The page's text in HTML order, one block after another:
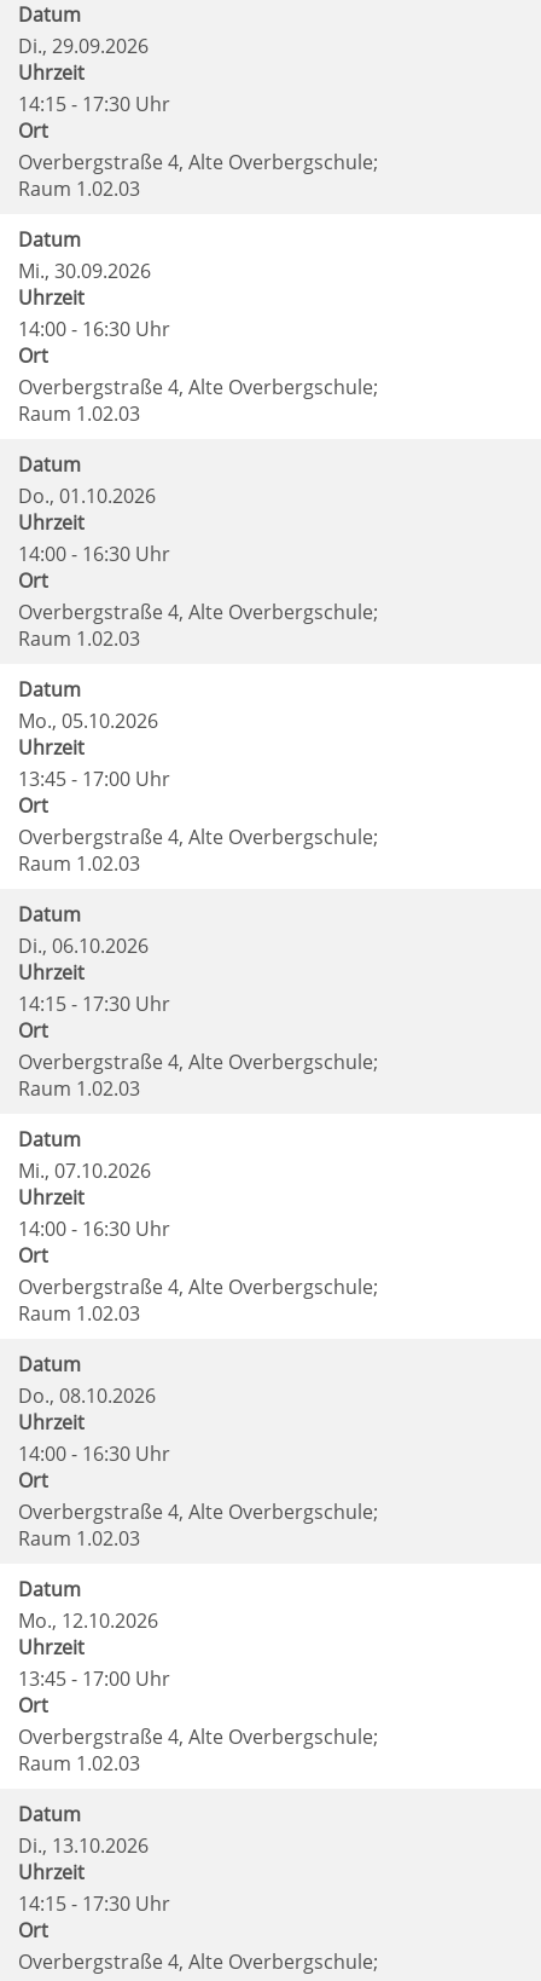
Datum
Di., 29.09.2026
Uhrzeit
14:15 - 17:30 Uhr
Ort
Overbergstraße 4, Alte Overbergschule;
Raum 1.02.03
Datum
Mi., 30.09.2026
Uhrzeit
14:00 - 16:30 Uhr
Ort
Overbergstraße 4, Alte Overbergschule;
Raum 1.02.03
Datum
Do., 01.10.2026
Uhrzeit
14:00 - 16:30 Uhr
Ort
Overbergstraße 4, Alte Overbergschule;
Raum 1.02.03
Datum
Mo., 05.10.2026
Uhrzeit
13:45 - 17:00 Uhr
Ort
Overbergstraße 4, Alte Overbergschule;
Raum 1.02.03
Datum
Di., 06.10.2026
Uhrzeit
14:15 - 17:30 Uhr
Ort
Overbergstraße 4, Alte Overbergschule;
Raum 1.02.03
Datum
Mi., 07.10.2026
Uhrzeit
14:00 - 16:30 Uhr
Ort
Overbergstraße 4, Alte Overbergschule;
Raum 1.02.03
Datum
Do., 08.10.2026
Uhrzeit
14:00 - 16:30 Uhr
Ort
Overbergstraße 4, Alte Overbergschule;
Raum 1.02.03
Datum
Mo., 12.10.2026
Uhrzeit
13:45 - 17:00 Uhr
Ort
Overbergstraße 4, Alte Overbergschule;
Raum 1.02.03
Datum
Di., 13.10.2026
Uhrzeit
14:15 - 17:30 Uhr
Ort
Overbergstraße 4, Alte Overbergschule;